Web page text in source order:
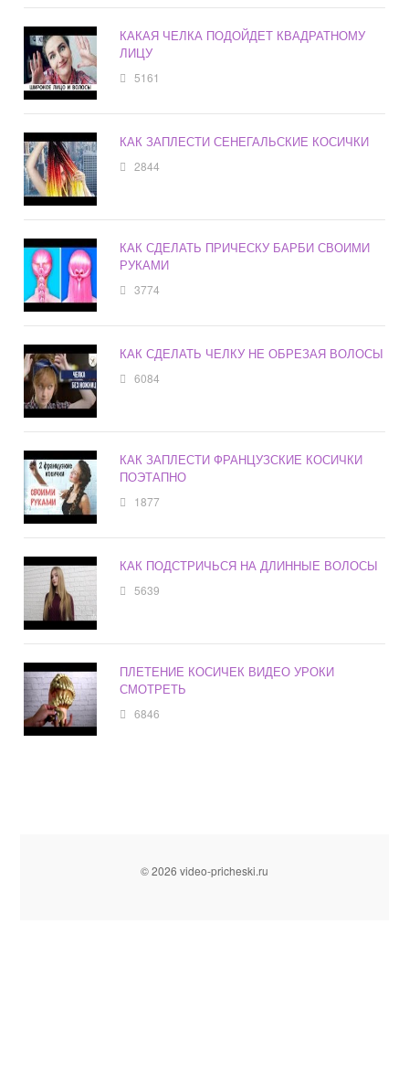
КАКАЯ ЧЕЛКА ПОДОЙДЕТ КВАДРАТНОМУ
ЛИЦУ
5161
КАК ЗАПЛЕСТИ СЕНЕГАЛЬСКИЕ КОСИЧКИ
2844
КАК СДЕЛАТЬ ПРИЧЕСКУ БАРБИ СВОИМИ
РУКАМИ
3774
КАК СДЕЛАТЬ ЧЕЛКУ НЕ ОБРЕЗАЯ ВОЛОСЫ
6084
КАК ЗАПЛЕСТИ ФРАНЦУЗСКИЕ КОСИЧКИ
ПОЭТАПНО
1877
КАК ПОДСТРИЧЬСЯ НА ДЛИННЫЕ ВОЛОСЫ
5639
ПЛЕТЕНИЕ КОСИЧЕК ВИДЕО УРОКИ
СМОТРЕТЬ
6846
© 2026 video-pricheski.ru